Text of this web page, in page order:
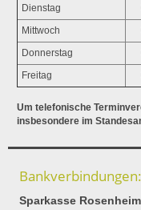
Dienstag
Mittwoch
Donnerstag
Freitag
Um telefonische
insbesondere im
Bankverbindungen:
Sparkasse